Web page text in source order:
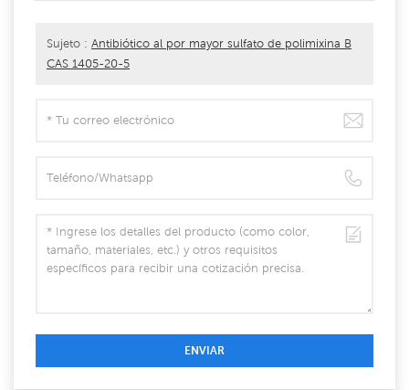
Sujeto : Antibiótico al por mayor sulfato de polimixina B
CAS 1405-20-5
ENVIAR